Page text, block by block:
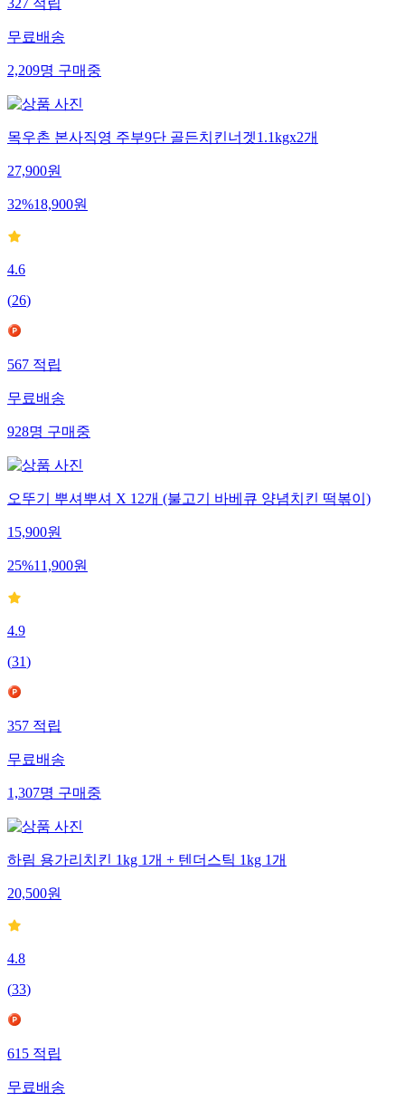
327적립
무료배송
2,209명구매중
목우촌 본사직영 주부9단 골든치킨너겟1.1kgx2개
27,900원
32%18,900원
4.6
(26)
567적립
무료배송
928명구매중
오뚜기 뿌셔뿌셔 X 12개 (불고기 바베큐 양념치킨 떡볶이)
15,900원
25%11,900원
4.9
(31)
357적립
무료배송
1,307명구매중
하림 용가리치킨 1kg 1개 + 텐더스틱 1kg 1개
20,500원
4.8
(33)
615적립
무료배송